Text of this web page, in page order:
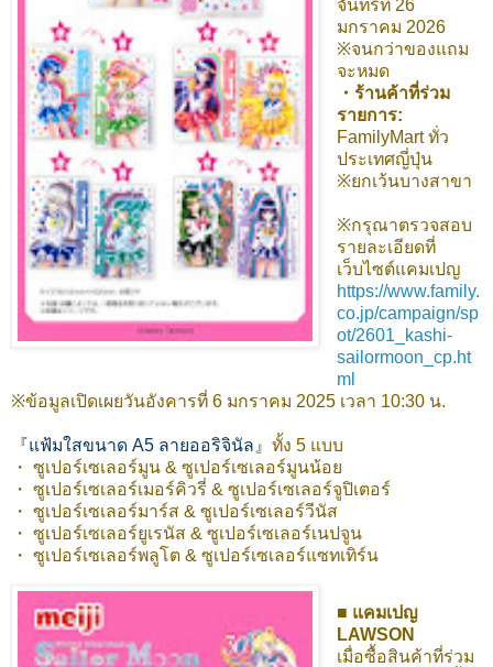
จันทร์ที่ 26
มกราคม 2026
※จนกว่าของแถม
จะหมด
・ร้านค้าที่ร่วม
รายการ:
FamilyMart ทั่ว
ประเทศญี่ปุ่น
※ยกเว้นบางสาขา
※กรุณาตรวจสอบ
รายละเอียดที่
เว็บไซต์แคมเปญ
https://www.family.
co.jp/campaign/sp
ot/2601_kashi-
sailormoon_cp.ht
ml
※ข้อมูลเปิดเผยวันอังคารที่ 6 มกราคม 2025 เวลา 10:30 น.
『แฟ้มใสขนาด A5 ลายออริจินัล』 ทั้ง 5 แบบ
・ ซูเปอร์เซเลอร์มูน & ซูเปอร์เซเลอร์มูนน้อย
・ ซูเปอร์เซเลอร์เมอร์คิวรี่ & ซูเปอร์เซเลอร์จูปิเตอร์
・ ซูเปอร์เซเลอร์มาร์ส & ซูเปอร์เซเลอร์วีนัส
・ ซูเปอร์เซเลอร์ยูเรนัส & ซูเปอร์เซเลอร์เนปจูน
・ ซูเปอร์เซเลอร์พลูโต & ซูเปอร์เซเลอร์แซทเทิร์น
■ แคมเปญ
LAWSON
เมื่อซื้อสินค้าที่ร่วม